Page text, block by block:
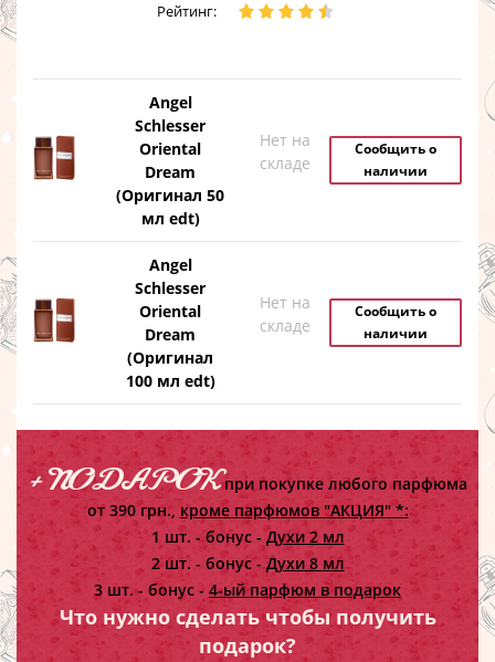
Рейтинг:
Angel
Schlesser
Oriental
Dream
(Оригинал 50
мл edt)
Нет на
складе
Сообщить о
наличии
Angel
Schlesser
Oriental
Dream
(Оригинал
100 мл edt)
Нет на
складе
Сообщить о
наличии
+ ПОДАРОКпри покупке любого парфюма
от 390 грн., кроме парфюмов "АКЦИЯ" *:
1 шт. - бонус - Духи 2 мл
2 шт. - бонус -Духи 8 мл
3 шт. - бонус - 4-ый парфюм в подарок
Что нужно сделать чтобы получить
подарок?